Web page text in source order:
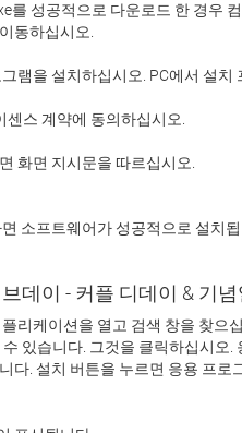
를 성공적으로 다운로드 한 경우
소프트웨어가 성공적으로 설치됩
데이 - 커플 디데이 & 기
리케이션을 열고 검색 창을 찾으
있습니다. 그것을 클릭하십시오
다. 설치 버튼을 누르면 응용 프